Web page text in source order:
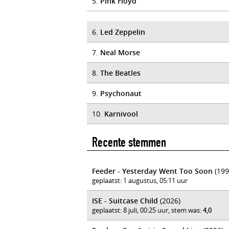
6. Led Zeppelin
7. Neal Morse
8. The Beatles
9. Psychonaut
10. Karnivool
Recente stemmen
Feeder - Yesterday Went Too Soon
geplaatst: 1 augustus, 05:11 uur
ISE - Suitcase Child (2026)
geplaatst: 8 juli, 00:25 uur, stem was:4,0